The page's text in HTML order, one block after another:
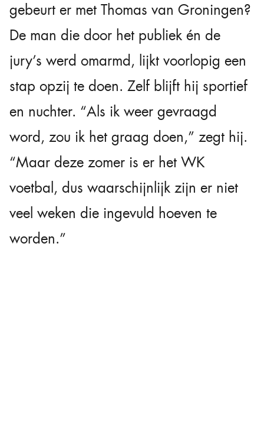
gebeurt er met Thomas van Groningen?
De man die door het publiek én de
jury’s werd omarmd, lijkt voorlopig een
stap opzij te doen. Zelf blijft hij sportief
en nuchter. “Als ik weer gevraagd
word, zou ik het graag doen,” zegt hij.
“Maar deze zomer is er het WK
voetbal, dus waarschijnlijk zijn er niet
veel weken die ingevuld hoeven te
worden.”